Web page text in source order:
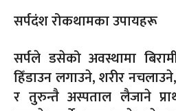
सर्पदंश रोकथामका उपायहरू
सर्पले डसेको अवस्थामा
हिँडाउन लगाउने, शरीर
र तुरुन्तै अस्पताल लैजाने